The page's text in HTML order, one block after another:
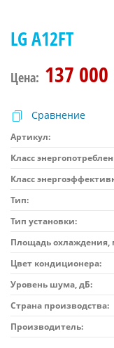
LG A12FT
Цена: 137
Сравнение
Артикул:
Класс
Класс
Тип:
Тип установки:
Площадь охлаждения,
Цвет кондиционера:
Уровень шума, дБ:
Страна производства:
Производитель: